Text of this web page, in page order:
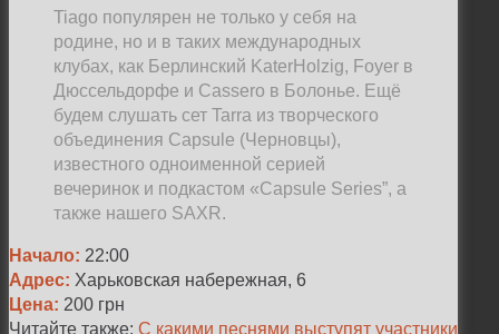
Tiago популярен не только у себя на
родине, но и в таких международных
клубах, как Берлинский KaterHolzig, Foyer в
Дюссельдорфе и Cassero в Болонье. Ещё
будем слушать сет Tarra из творческого
объединения Capsule (Черновцы),
известного одноименной серией
вечеринок и подкастом «Capsule Series”, а
также нашего SAXR.
Начало: 22:00
Адрес: Харьковская набережная, 6
Цена: 200 грн
Читайте также: С какими песнями выступят участники